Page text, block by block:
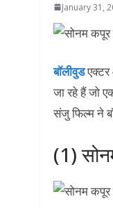
January 31,
बॉलीवुड
जा रहे हैं जो
संजु फिल्म ने
(1)